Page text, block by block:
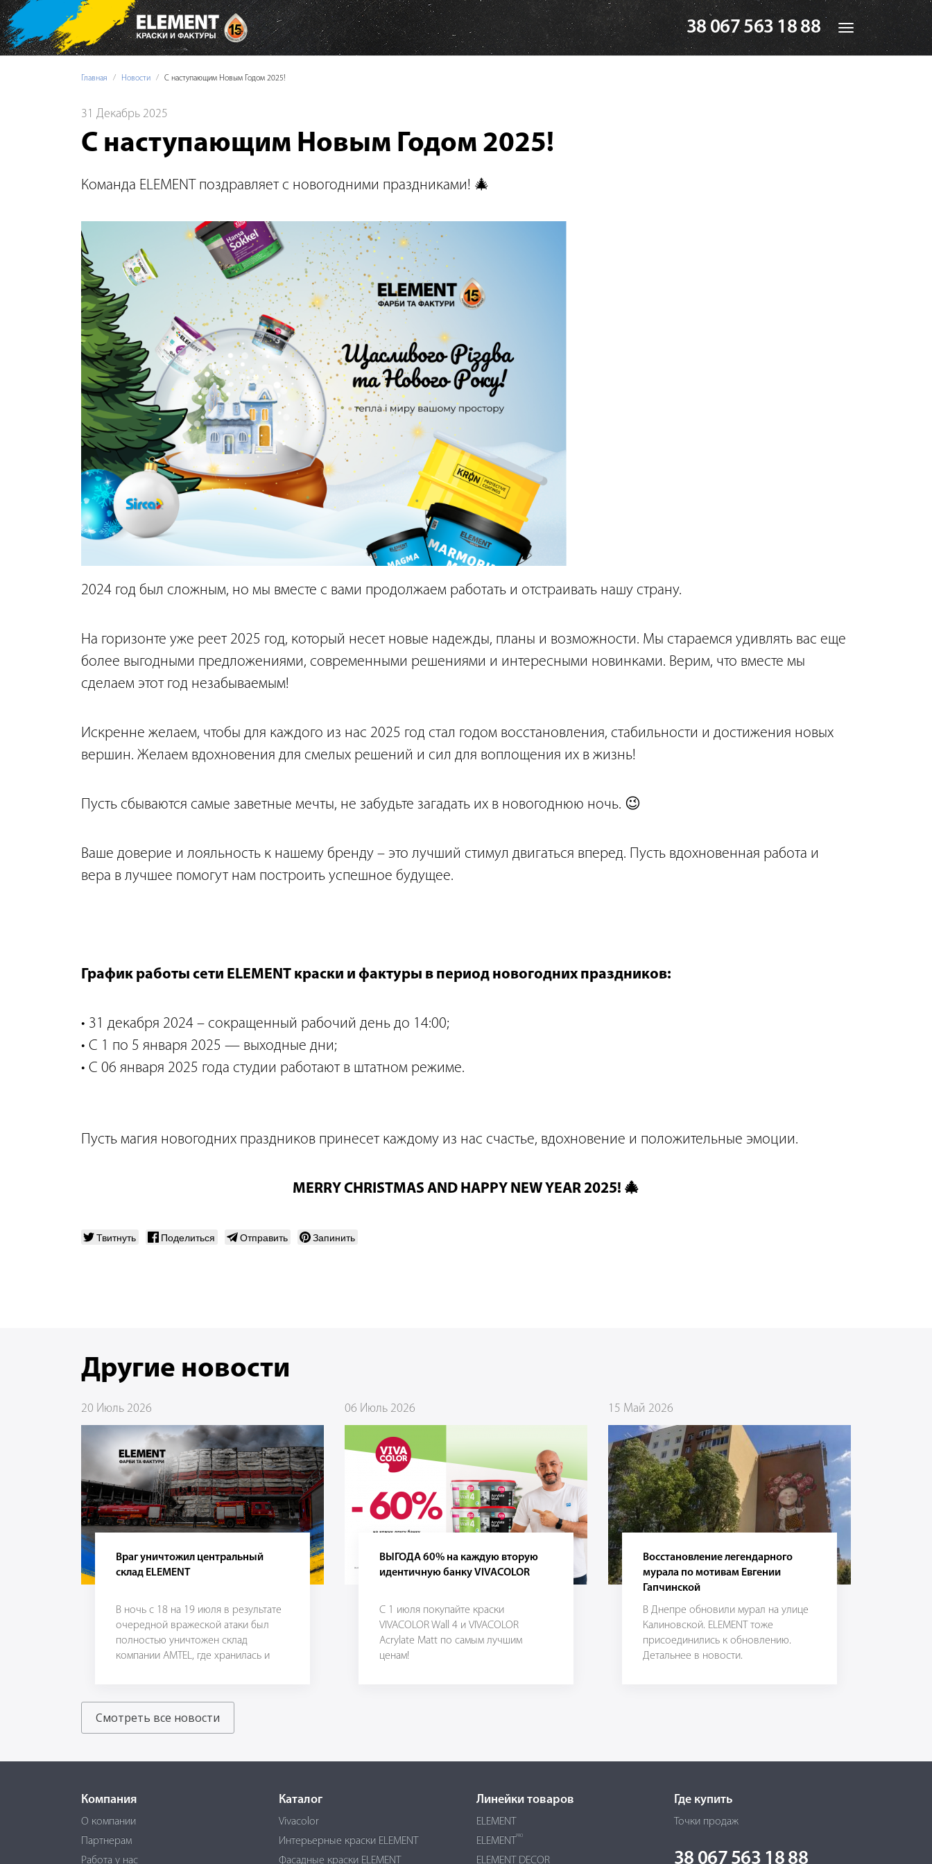
Toggle
navigation
38 067 563 18 88
Главная Новости С наступающим Новым Годом 2025!
31 Декабрь 2025
С наступающим Новым Годом 2025!
Команда ELEMENT поздравляет с новогодними праздниками! 🎄
2024 год был сложным, но мы вместе с вами продолжаем работать и отстраивать нашу страну.
На горизонте уже реет 2025 год, который несет новые надежды, планы и возможности. Мы стараемся удивлять вас еще
более выгодными предложениями, современными решениями и интересными новинками. Верим, что вместе мы
сделаем этот год незабываемым!
Искренне желаем, чтобы для каждого из нас 2025 год стал годом восстановления, стабильности и достижения новых
вершин. Желаем вдохновения для смелых решений и сил для воплощения их в жизнь!
Пусть сбываются самые заветные мечты, не забудьте загадать их в новогоднюю ночь. 😉
Ваше доверие и лояльность к нашему бренду – это лучший стимул двигаться вперед. Пусть вдохновенная работа и
вера в лучшее помогут нам построить успешное будущее.
График работы сети ELEMENT краски и фактуры в период новогодних праздников:
31 декабря 2024 – сокращенный рабочий день до 14:00;
С 1 по 5 января 2025 — выходные дни;
С 06 января 2025 года студии работают в штатном режиме.
Пусть магия новогодних праздников принесет каждому из нас счастье, вдохновение и положительные эмоции.
MERRY CHRISTMAS AND HAPPY NEW YEAR 2025! 🎄
Твитнуть Поделиться Отправить Запинить
Другие новости
20 Июль 2026
Враг уничтожил центральный
склад ELEMENT
В ночь с 18 на 19 июля в результате
очередной вражеской атаки был
полностью уничтожен склад
компании AMTEL, где хранилась и
06 Июль 2026
ВЫГОДА 60% на каждую вторую
идентичную банку VIVACOLOR
С 1 июля покупайте краски
VIVACOLOR Wall 4 и VIVACOLOR
Acrylate Matt по самым лучшим
ценам!
15 Май 2026
Восстановление легендарного
мурала по мотивам Евгении
Гапчинской
В Днепре обновили мурал на улице
Калиновской. ELEMENT тоже
присоединились к обновлению.
Детальнее в новости.
Смотреть все новости
Компания
О компании
Партнерам
Работа у нас
Каталог
Vivacolor
Интерьерные краски ELEMENT
Фасадные краски ELEMENT
Линейки товаров
ELEMENT
ELEMENT
PRO
ELEMENT DECOR
Где купить
Точки продаж
38 067 563 18 88